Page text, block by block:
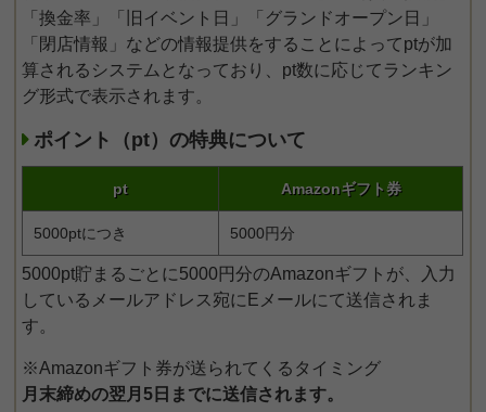
「換金率」「旧イベント日」「グランドオープン日」
「閉店情報」などの情報提供をすることによってptが加
算されるシステムとなっており、pt数に応じてランキン
グ形式で表示されます。
ポイント（pt）の特典について
pt Amazonギフト券
5000ptにつき 5000円分
5000pt貯まるごとに5000円分のAmazonギフトが、入力
しているメールアドレス宛にEメールにて送信されま
す。
※Amazonギフト券が送られてくるタイミング
月末締めの翌月5日までに送信されます。